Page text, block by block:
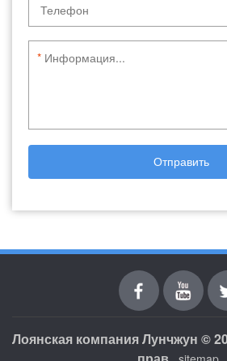
*
Отправить
Facebookyoutube
Лоянская компания Лунчжун ©